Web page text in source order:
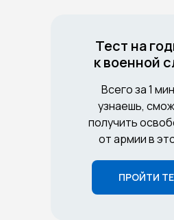
ПРОЙТИ
Тест на
к военной
Всего за 1
узнаешь,
получить
от армии в